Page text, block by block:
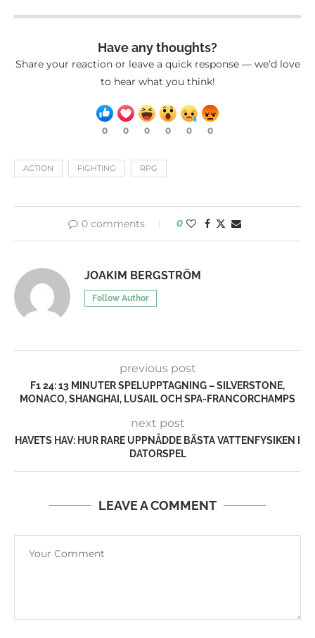
Have any thoughts?
Share your reaction or leave a quick response — we’d love
to hear what you think!
0 0 0 0 0 0
ACTION FIGHTING RPG
0 comments 0
JOAKIM BERGSTRÖM
Follow Author
previous post
F1 24: 13 MINUTER SPELUPPTAGNING – SILVERSTONE,
MONACO, SHANGHAI, LUSAIL OCH SPA-FRANCORCHAMPS
next post
HAVETS HAV: HUR RARE UPPNÅDDE BÄSTA VATTENFYSIKEN I
DATORSPEL
LEAVE A COMMENT